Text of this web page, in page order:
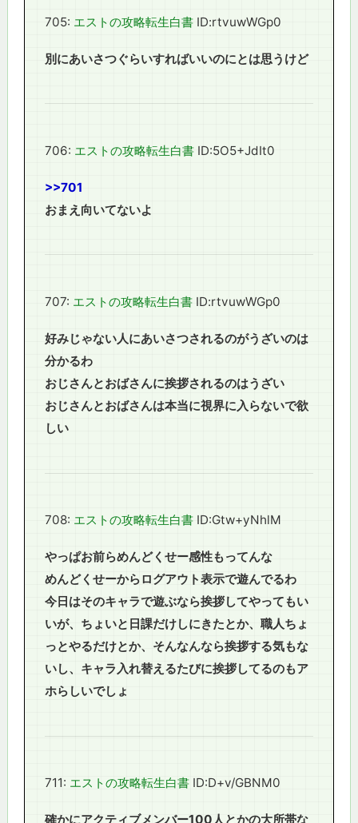
705: エストの攻略転生白書 ID:rtvuwWGp0
別にあいさつぐらいすればいいのにとは思うけど
706: エストの攻略転生白書 ID:5O5+JdIt0
>>701
おまえ向いてないよ
707: エストの攻略転生白書 ID:rtvuwWGp0
好みじゃない人にあいさつされるのがうざいのは
分かるわ
おじさんとおばさんに挨拶されるのはうざい
おじさんとおばさんは本当に視界に入らないで欲
しい
708: エストの攻略転生白書 ID:Gtw+yNhlM
やっぱお前らめんどくせー感性もってんな
めんどくせーからログアウト表示で遊んでるわ
今日はそのキャラで遊ぶなら挨拶してやってもい
いが、ちょいと日課だけしにきたとか、職人ちょ
っとやるだけとか、そんなんなら挨拶する気もな
いし、キャラ入れ替えるたびに挨拶してるのもア
ホらしいでしょ
711: エストの攻略転生白書 ID:D+v/GBNM0
確かにアクティブメンバー100人とかの大所帯な